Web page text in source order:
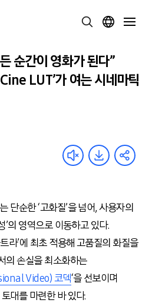
순간이 영화가 된다”
LUT’가 여는 시네마틱
단순한 ‘고화질’을 넘어, 사용자의
’의 영역으로 이동하고 있다.
라’에 최초 적용해 고품질의 화질을
의 손실을 최소화하는
Video) 코덱‘을 선보이며
대를 마련한 바 있다.